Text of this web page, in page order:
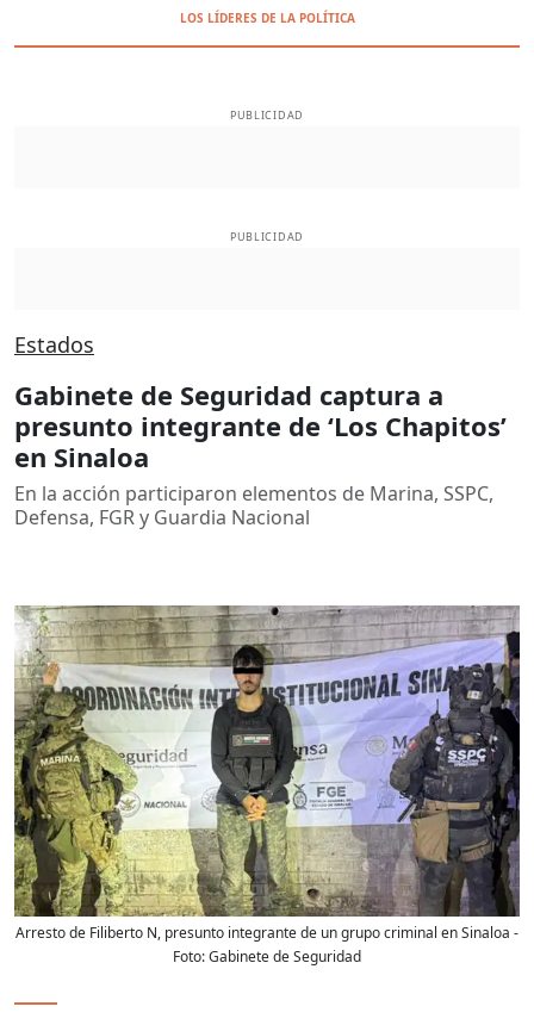
LOS LÍDERES DE LA POLÍTICA
PUBLICIDAD
PUBLICIDAD
Estados
Gabinete de Seguridad captura a
presunto integrante de ‘Los Chapitos’
en Sinaloa
En la acción participaron elementos de Marina, SSPC,
Defensa, FGR y Guardia Nacional
Arresto de Filiberto N, presunto integrante de un grupo criminal en Sinaloa -
Foto:Gabinete de Seguridad